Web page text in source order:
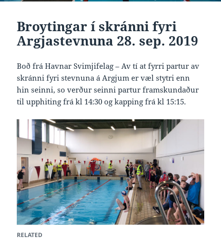
Broytingar í skránni fyri
Argjastevnuna 28. sep. 2019
Boð frá Havnar Svimjifelag – Av tí at fyrri partur av
skránni fyri stevnuna á Argjum er væl stytri enn
hin seinni, so verður seinni partur framskundaður
til upphiting frá kl 14:30 og kapping frá kl 15:15.
RELATED